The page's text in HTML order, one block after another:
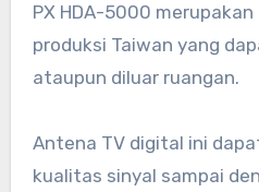
PX HDA-5000
produksi Taiwan yang
ataupun diluar ruangan.
Antena TV digital ini
kualitas sinyal sampai